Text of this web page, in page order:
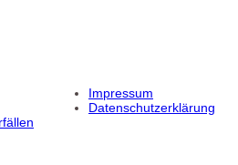
Impressum
Datenschutzerklärung